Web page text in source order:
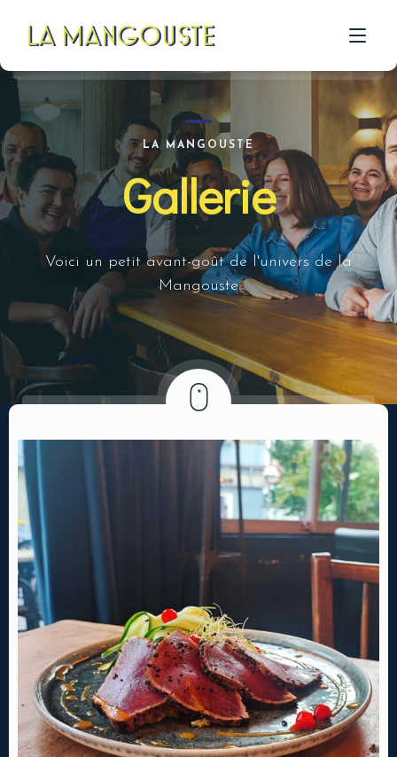
CÔTÉ RESTAU
CÔTÉ PIZZA
A PROPOS
GALERIE
CONTACT
LA MANGOUSTE
Gallerie
Voici un petit avant-goût de l'univers de la
Mangouste